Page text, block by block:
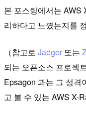
본 포스팅에서는 AWS
리하다고 느꼈는지를
（참고로 Jaeger 또는
되는 오픈소스 프로젝
Epsagon 과는 그 성격
고 볼 수 있는 AWS X-